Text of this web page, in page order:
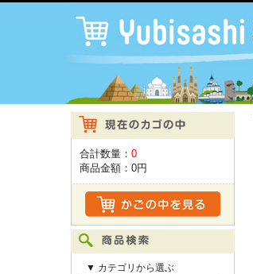
合計数量： 0
商品金額： 0円
▼ カテゴリから選ぶ